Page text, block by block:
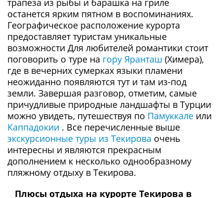
трапеза из рыбы и барашка на гриле
останется ярким пятном в воспоминаниях.
Географическое расположение курорта
предоставляет туристам уникальные
возможности Для любителей романтики стоит
поговорить о туре на гору Яранташ (Химера),
где в вечерних сумерках языки пламени
неожиданно появляются тут и там из-под
земли. Завершая разговор, отметим, самые
причудливые природные ландшафты в Турции
можно увидеть, путешествуя по Памуккале или
Каппадокии . Все перечисленные выше
экскурсионные туры из Текирова очень
интересны и являются прекрасным
дополнением к несколько однообразному
пляжному отдыху в Текирова.
Плюсы отдыха на курорте Текирова в